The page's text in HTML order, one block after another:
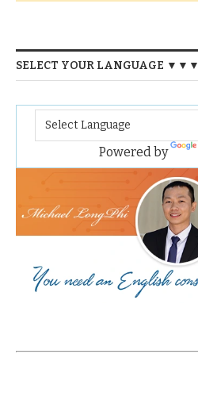
SELECT YOUR LANGUAGE ▼▼▼
Powered by